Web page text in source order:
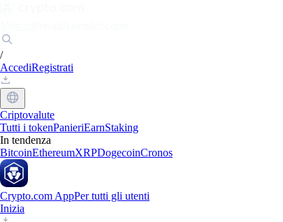
/
AccediRegistrati
Criptovalute
Tutti i tokenPanieriEarnStaking
In tendenza
BitcoinEthereumXRPDogecoinCronos
Crypto.com AppPer tutti gli utenti
Inizia